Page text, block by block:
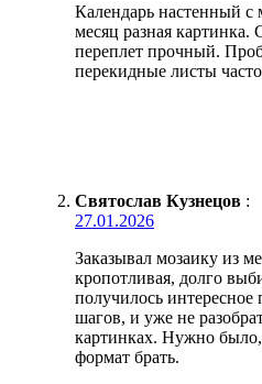
Календарь настенный
месяц разная картинка.
переплет прочный.
перекидные листы
Святослав Кузнецов :
27.01.2026
Заказывал мозаику из
кропотливая, долго
получилось
шагов, и уже не
картинках. Нужно
формат брать.